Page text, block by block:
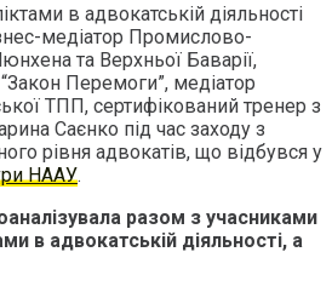
в адвокатській діяльності
медіатор Промислово-
та Верхньої Баварії,
Перемоги”, медіатор
ТПП, сертифікований тренер з
Саєнко під час заходу з
рівня адвокатів, що відбувся у
НААУ.
разом з учасниками
в адвокатській діяльності, а